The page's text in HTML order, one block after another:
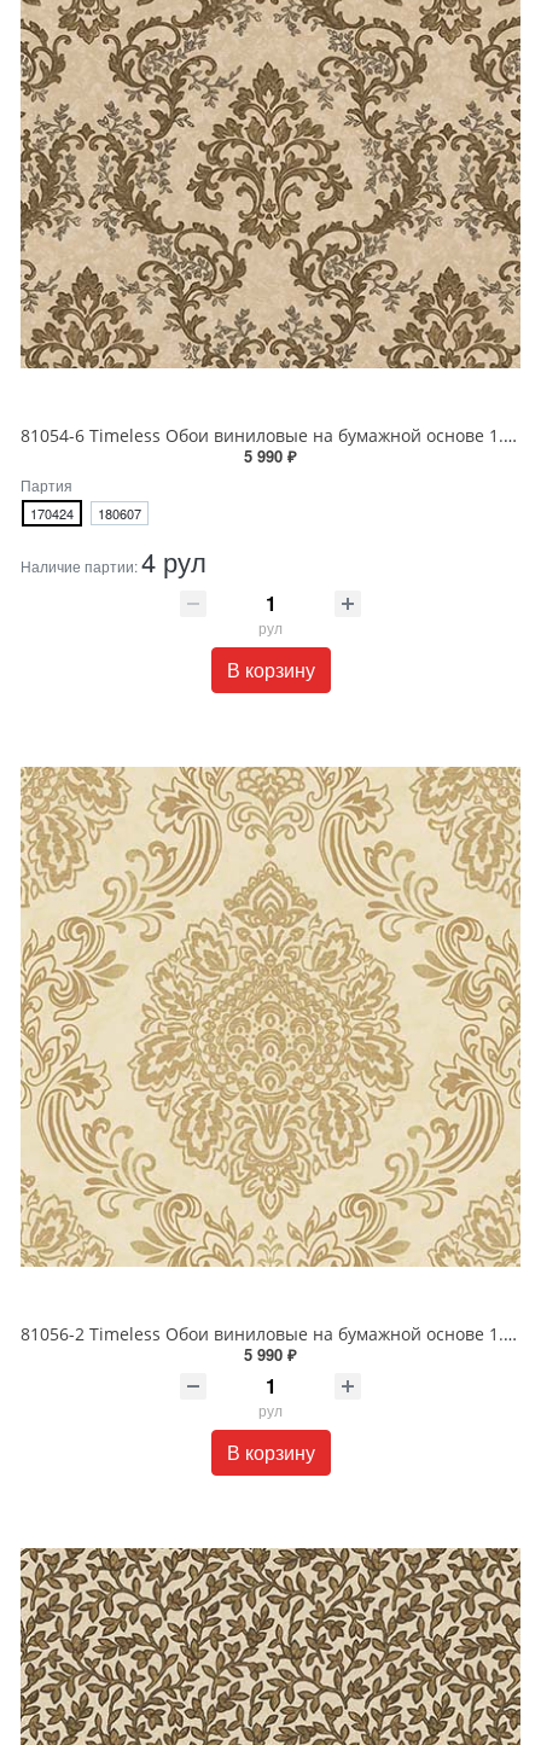
81054-6 Timeless Обои виниловые на бумажной основе 1.06*15.5
5 990 ₽
Партия
170424 180607
Наличие партии:4 рул
рул
В корзину
81056-2 Timeless Обои виниловые на бумажной основе 1.06*15.5
5 990 ₽
рул
В корзину